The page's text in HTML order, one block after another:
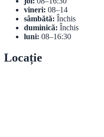
vineri: 08–14
sâmbătă: Închis
duminică: Închis
luni: 08–16:30
Locație